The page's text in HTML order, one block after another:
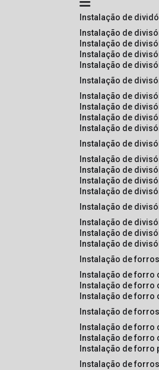
instalação de
instalação de
instalação de
instalação de
instalação de
instalação de
instalação de
instalação de
instalação de
instalação de
instalação de
instalação de
instalação de
instalação de
instalação de
instalação de
instalação de
instalação de
instalação de
instalação de
instalação de forro
instalação de forro
instalação de forro
instalação de
instalação de forro
instalação de forro
instalação de forro
instalação de